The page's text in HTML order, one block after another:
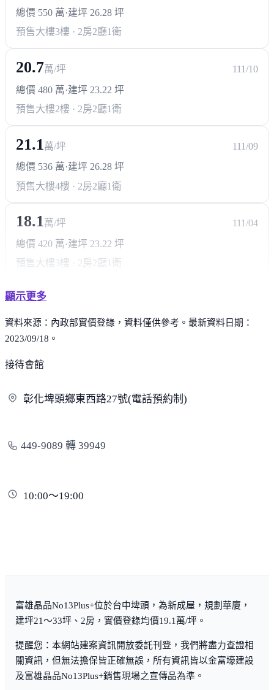
總價 550 萬·建坪 26.28 坪
預售大樓3樓 · 2房2廳1衛
20.7萬/坪
111/10
總價 480 萬·建坪 23.22 坪
預售大樓2樓 · 2房2廳1衛
21.1萬/坪
111/09
總價 536 萬·建坪 26.28 坪
預售大樓4樓 · 2房2廳1衛
18.1萬/坪
111/04
總價 420 萬 ·建坪 23.22 坪
預售大樓 3樓 · 2房2廳1衛
顯示更多
資料來源：內政部實價登錄，資料僅供參考。最新資料日期：
2023/09/18。
接待會館
彰化埤頭鄉東西路27號(電話預約制)
449-9089 轉 39949
10:00～19:00
富雄晶品No13Plus+位於台中埤頭，為新成屋，規劃華廈，
建坪21～33坪、2房，實價登錄均價19.1萬/坪。
提醒您：本網站建案資訊開放委託刊登，我們將盡力查證相
關資訊，但無法擔保皆正確無誤，所有資訊皆以金富壕建設
及富雄晶品No13Plus+銷售現場之宣傳品為準。